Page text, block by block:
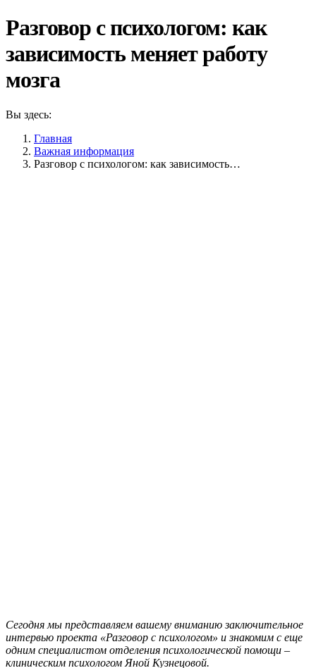
Разговор с психологом: как
зависимость меняет работу
мозга
Вы здесь:
Главная
Важная информация
Разговор с психологом: как зависимость…
Сегодня мы представляем вашему вниманию заключительное
интервью проекта «Разговор с психологом» и знакомим с еще
одним специалистом отделения психологической помощи –
клиническим психологом Яной Кузнецовой.